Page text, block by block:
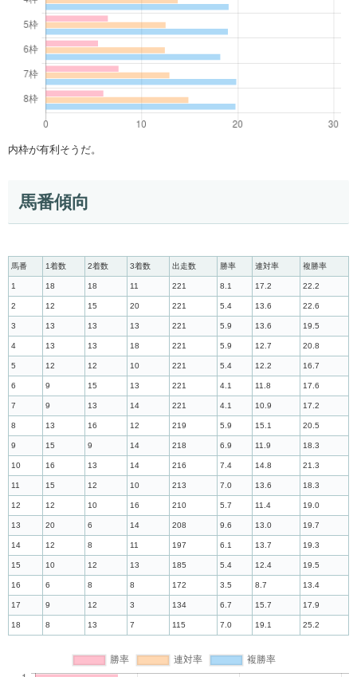
内枠が有利そうだ。
馬番傾向
馬番 1着数 2着数 3着数 出走数 勝率 連対率 複勝率
1 18 18 11 221 8.1 17.2 22.2
2 12 15 20 221 5.4 13.6 22.6
3 13 13 13 221 5.9 13.6 19.5
4 13 13 18 221 5.9 12.7 20.8
5 12 12 10 221 5.4 12.2 16.7
6 9 15 13 221 4.1 11.8 17.6
7 9 13 14 221 4.1 10.9 17.2
8 13 16 12 219 5.9 15.1 20.5
9 15 9 14 218 6.9 11.9 18.3
10 16 13 14 216 7.4 14.8 21.3
11 15 12 10 213 7.0 13.6 18.3
12 12 10 16 210 5.7 11.4 19.0
13 20 6 14 208 9.6 13.0 19.7
14 12 8 11 197 6.1 13.7 19.3
15 10 12 13 185 5.4 12.4 19.5
16 6 8 8 172 3.5 8.7 13.4
17 9 12 3 134 6.7 15.7 17.9
18 8 13 7 115 7.0 19.1 25.2